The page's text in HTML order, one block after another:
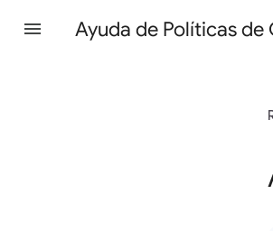
Ayuda de Políticas de